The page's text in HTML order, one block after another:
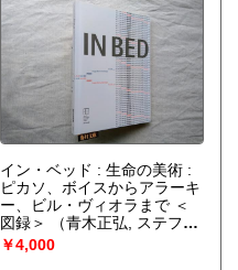
イン・ベッド : 生命の美術 :
ピカソ、ボイスからアラーキ
ー、ビル・ヴィオラまで ＜
図録＞
（青木正弘, ステファ
ン・クーラー編集）
￥4,000